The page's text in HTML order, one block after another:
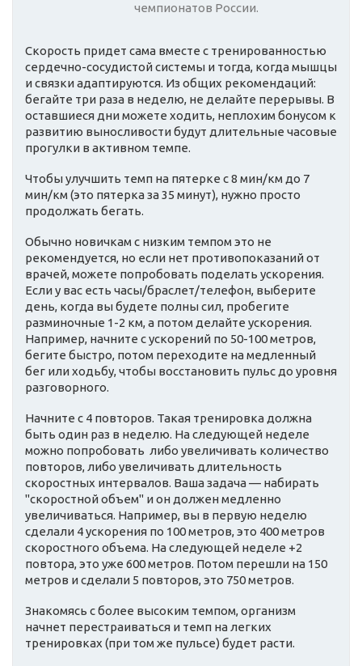
чемпионатов России.
Скорость придет сама вместе с тренированностью
сердечно-сосудистой системы и тогда, когда мышцы
и связки адаптируются. Из общих рекомендаций:
бегайте три раза в неделю, не делайте перерывы. В
оставшиеся дни можете ходить, неплохим бонусом к
развитию выносливости будут длительные часовые
прогулки в активном темпе.
Чтобы улучшить темп на пятерке с 8 мин/км до 7
мин/км (это пятерка за 35 минут), нужно просто
продолжать бегать.
Обычно новичкам с низким темпом это не
рекомендуется, но если нет противопоказаний от
врачей, можете попробовать поделать ускорения.
Если у вас есть часы/браслет/телефон, выберите
день, когда вы будете полны сил, пробегите
разминочные 1-2 км, а потом делайте ускорения.
Например, начните с ускорений по 50-100 метров,
бегите быстро, потом переходите на медленный
бег или ходьбу, чтобы восстановить пульс до уровня
разговорного.
Начните с 4 повторов. Такая тренировка должна
быть один раз в неделю. На следующей неделе
можно попробовать либо увеличивать количество
повторов, либо увеличивать длительность
скоростных интервалов. Ваша задача — набирать
"скоростной объем" и он должен медленно
увеличиваться. Например, вы в первую неделю
сделали 4 ускорения по 100 метров, это 400 метров
скоростного объема. На следующей неделе +2
повтора, это уже 600 метров. Потом перешли на 150
метров и сделали 5 повторов, это 750 метров.
Знакомясь с более высоким темпом, организм
начнет перестраиваться и темп на легких
тренировках (при том же пульсе) будет расти.